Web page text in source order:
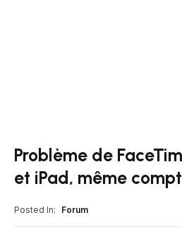
Problème de
et iPad, même
Posted In: Forum